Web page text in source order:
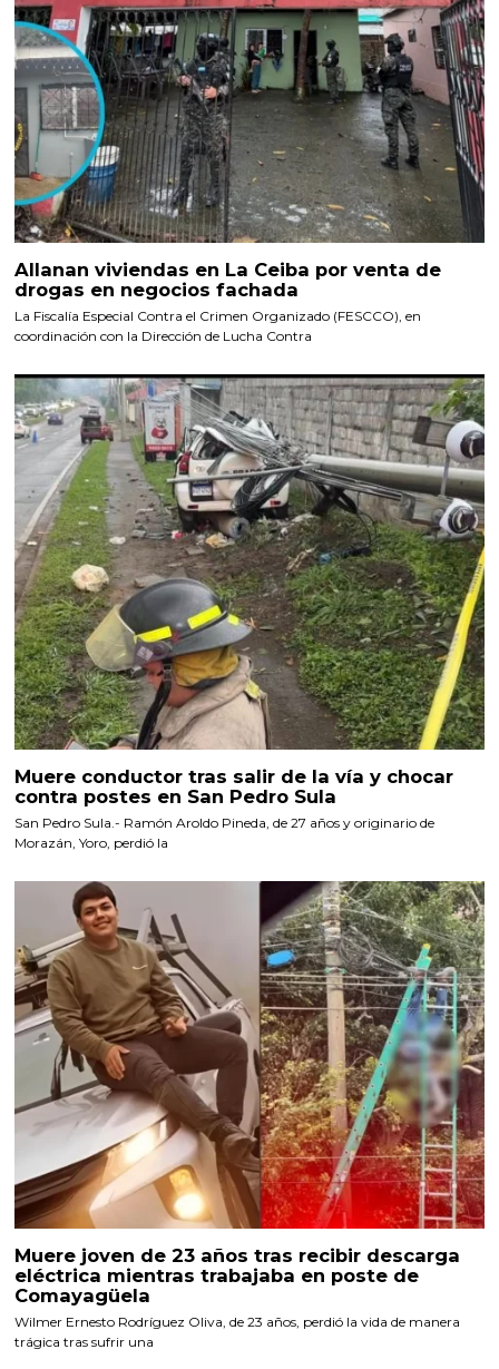
Allanan viviendas en La Ceiba por venta de
drogas en negocios fachada
La Fiscalía Especial Contra el Crimen Organizado (FESCCO), en
coordinación con la Dirección de Lucha Contra
Muere conductor tras salir de la vía y chocar
contra postes en San Pedro Sula
San Pedro Sula.- Ramón Aroldo Pineda, de 27 años y originario de
Morazán, Yoro, perdió la
Muere joven de 23 años tras recibir descarga
eléctrica mientras trabajaba en poste de
Comayagüela
Wilmer Ernesto Rodríguez Oliva, de 23 años, perdió la vida de manera
trágica tras sufrir una